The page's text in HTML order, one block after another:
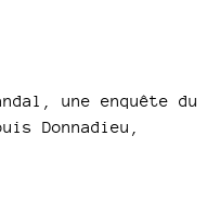
une enquête du
Donnadieu,